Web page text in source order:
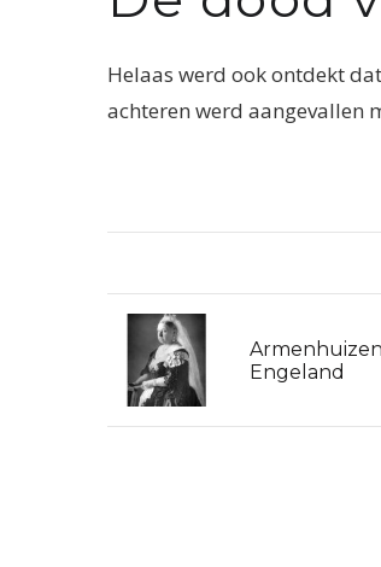
Helaas werd ook ontdekt
achteren werd aangevallen
Engeland